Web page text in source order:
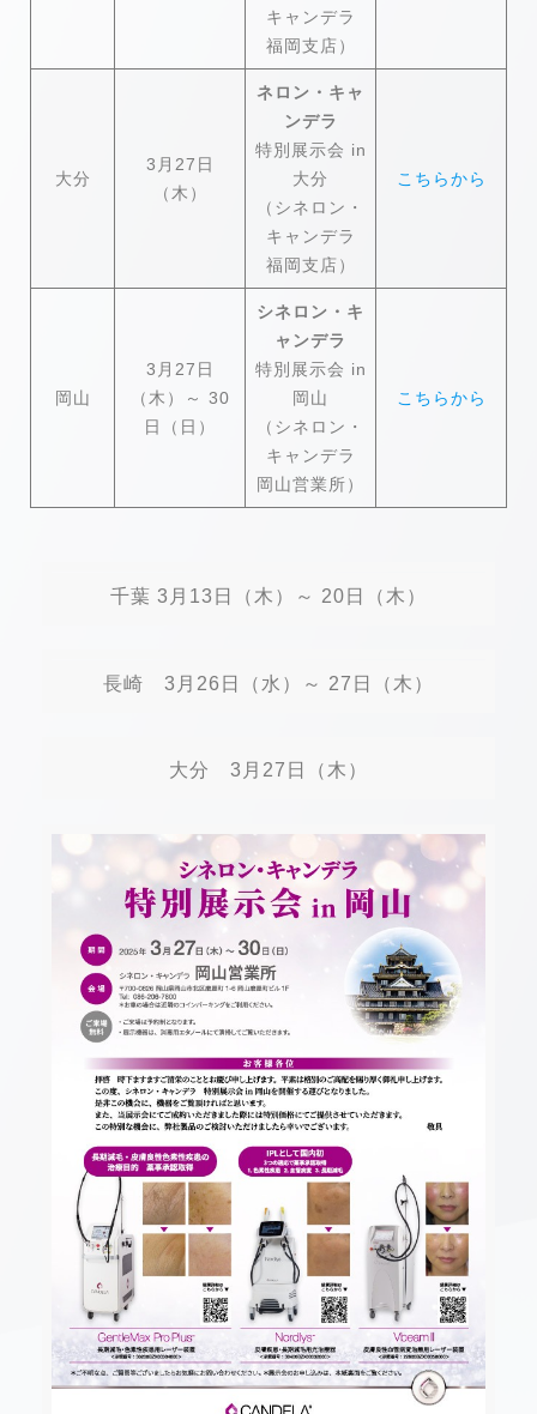
キャンデラ
福岡支店）
大分
3月27日
（木）
ネロン・キャ
ンデラ
特別展示会 in
大分
（シネロン・
キャンデラ
福岡支店）
こちらから
岡山
3月27日
（木）～ 30
日（日）
シネロン・キ
ャンデラ
特別展示会 in
岡山
（シネロン・
キャンデラ
岡山営業所）
こちらから
千葉 3月13日（木）～ 20日（木）
長崎 3月26日（水）～ 27日（木）
大分 3月27日（木）